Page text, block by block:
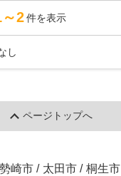
～2 件を表示
し
ページトップへ
崎市 / 太田市 / 桐生市